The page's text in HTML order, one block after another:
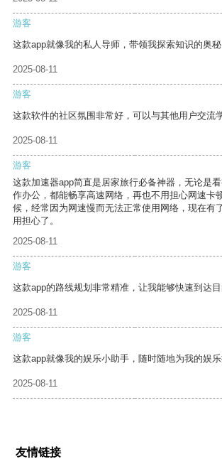
游客
这款app就像我的私人导师，带领我探索知识的奥秘
2025-08-11
游客
这款软件的社区氛围非常好，可以与其他用户交流
2025-08-11
游客
这款加速器app简直是居家旅行必备神器，无论是
作办公，都能畅享高速网络，再也不用担心网速卡
候，经常因为网速慢而无法正常使用网络，现在有
用担心了。
2025-08-11
游客
这款app的路线规划非常精准，让我能够快速到达目
2025-08-11
游客
这款app就像我的娱乐小助手，随时随地为我的娱乐
2025-08-11
友情链接